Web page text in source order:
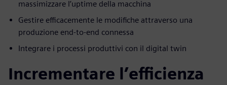
massimizzare l’uptime della macchina
Gestire efficacemente le modifiche attraverso una
produzione end-to-end connessa
Integrare i processi produttivi con il digital twin
Incrementare l’efficienza